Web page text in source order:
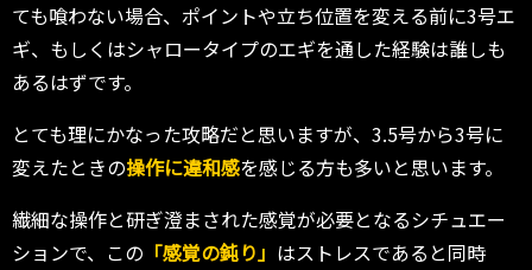
ても喰わない場合、ポイントや立ち位置を変える前に3号エ
ギ、もしくはシャロータイプのエギを通した経験は誰しも
あるはずです。
とても理にかなった攻略だと思いますが、3.5号から3号に
変えたときの操作に違和感を感じる方も多いと思います。
繊細な操作と研ぎ澄まされた感覚が必要となるシチュエー
ションで、この 「感覚の鈍り」 はストレスであると同時